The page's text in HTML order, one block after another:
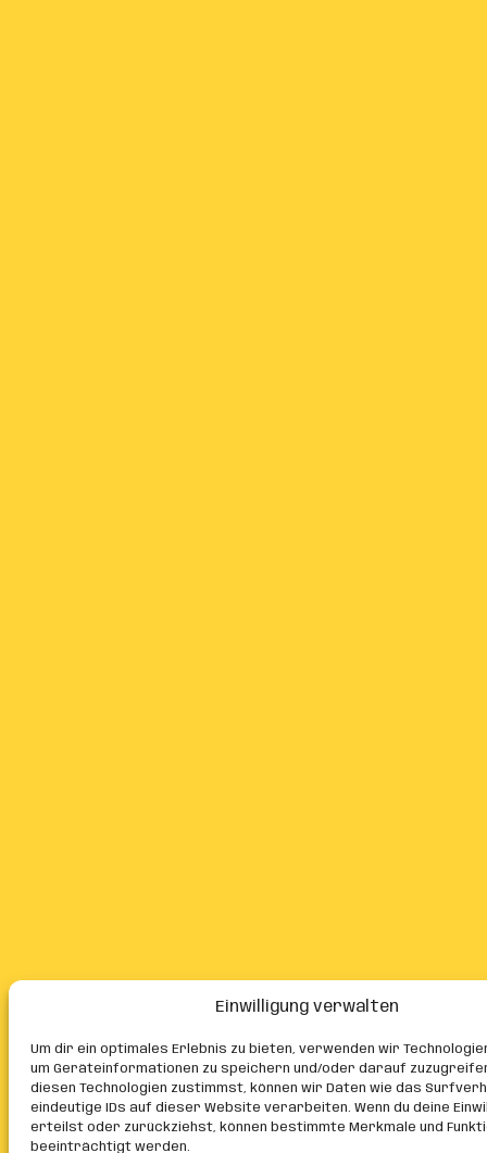
Einwilligung verwalten
Um dir ein optimales Erlebnis zu bieten, verwenden wir
um Geräteinformationen zu speichern und/oder darauf
diesen Technologien zustimmst, können wir Daten wie das
eindeutige IDs auf dieser Website verarbeiten. Wenn du deine
erteilst oder zurückziehst, können bestimmte Merkmale und
beeinträchtigt werden.